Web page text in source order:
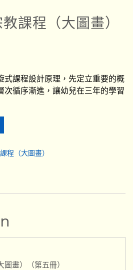
課程（大圖畫）
式課程設計原理，先定立重要的概
次循序漸進，讓幼兒在三年的學習
程（大圖畫）
畫）（第五冊）